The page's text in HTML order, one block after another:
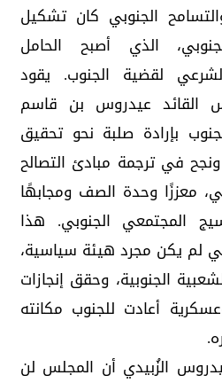
الجنوبي كان تشكيل
الذي أصبح الحامل
لقضية الجنوب. يقود
القائد عيدروس بن قاسم
بإرادة صلبة نحو تحقيق
في ترجمة مبادئ التصالح
معززًا وحدة الصف ومجابهًا
المجتمعي الجنوبي. هذا
لم يكن مجرد هيئة سياسية،
الجنوبية، وحقق إنجازات
أعادت للجنوب مكانته
الزُبيدي أن المجلس لن